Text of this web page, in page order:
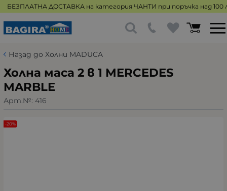
БЕЗПЛАТНА ДОСТАВКА на категория ЧАНТИ при поръчка над 100
Назад до Холни MADUCA
Холна маса 2 в 1 MERCEDES
MARBLE
Арт.№: 416
-20%